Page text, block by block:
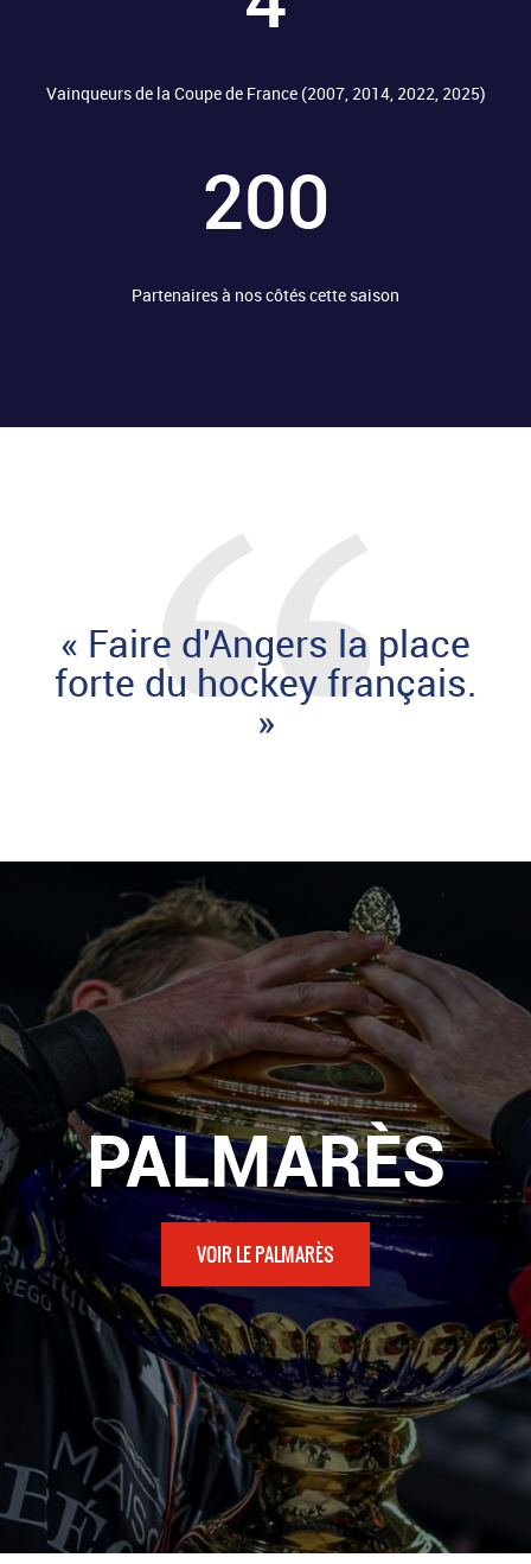
Vainqueurs de la Coupe de France (2007, 2014, 2022, 2025)
200
Partenaires à nos côtés cette saison
« Faire d'Angers la place
forte du hockey français.
»
PALMARÈS
VOIR LE PALMARÈS